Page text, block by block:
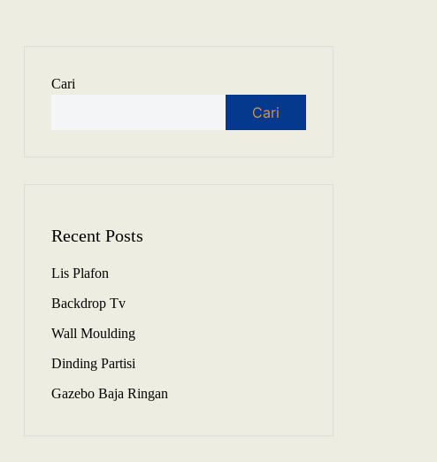
Cari
Cari
Recent Posts
Lis Plafon
Backdrop Tv
Wall Moulding
Dinding Partisi
Gazebo Baja Ringan